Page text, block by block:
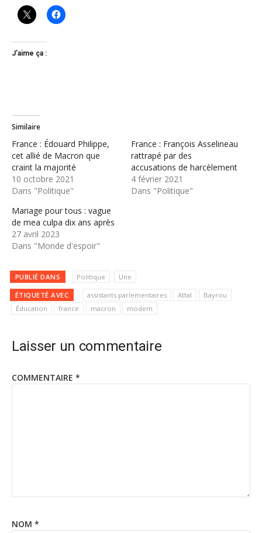
J’aime ça :
Similaire
France : Édouard Philippe,
cet allié de Macron que
craint la majorité
10 octobre 2021
Dans "Politique"
France : François Asselineau
rattrapé par des
accusations de harcèlement
4 février 2021
Dans "Politique"
Mariage pour tous : vague
de mea culpa dix ans après
27 avril 2023
Dans "Monde d'espoir"
PUBLIÉ DANS Politique Une
ÉTIQUETÉ AVEC assistants parlementaires Attal
Bayrou
Éducation
france macron modem
Laisser un commentaire
COMMENTAIRE *
NOM *